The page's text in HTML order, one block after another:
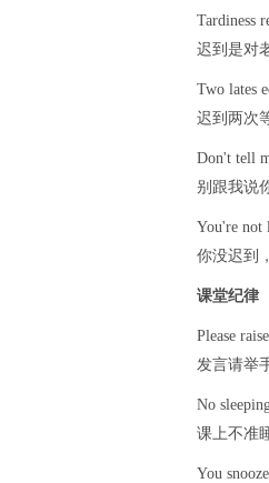
Tardiness
迟到是对
Two lates
迟到两次
Don't tell
别跟我说
You're not
你没迟到
课堂纪律
Please
发言请举
No
课上不准
You